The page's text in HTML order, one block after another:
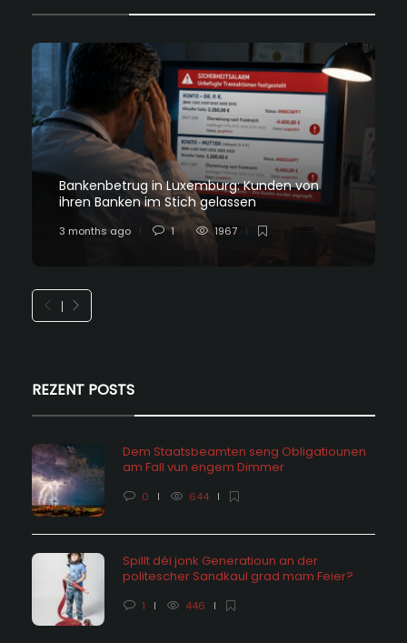
Bankenbetrug in Luxemburg: Kunden von
ihren Banken im Stich gelassen
3 months ago 1 1967
REZENT POSTS
Dem Staatsbeamten seng Obligatiounen
am Fall vun engem Dimmer
0 644
Spillt déi jonk Generatioun an der
politescher Sandkaul grad mam Feier?
1 446